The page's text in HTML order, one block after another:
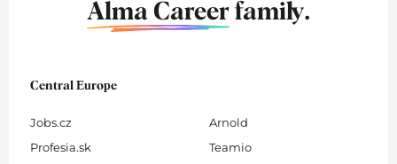
Alma Career family.
Central Europe
Jobs.cz
Profesia.sk
Arnold
Teamio